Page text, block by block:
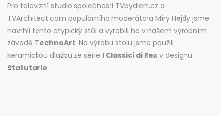
Pro televizní studio společnosti TVbydleni.cz a
TVArchitect.com populárního moderátora Míry Hejdy jsme
navrhli tento atypický stůl a vyrobili ho v našem výrobním
závodě TechnoArt. Na výrobu stolu jsme použili
keramickou dlažbu ze série I Classici di Rex v designu
Statutario.